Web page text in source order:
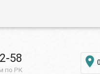
58
по РК
